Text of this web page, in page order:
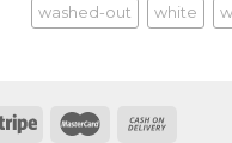
washed-out white